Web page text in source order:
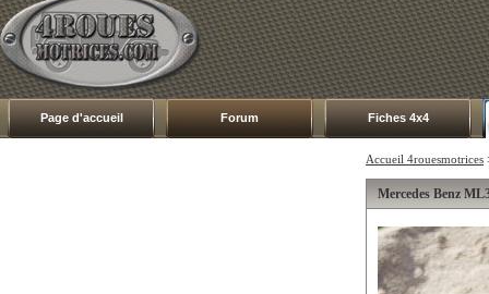
Page d'accueil Forum Fiches 4x4
Accueil 4rouesmotrices
Mercedes Benz